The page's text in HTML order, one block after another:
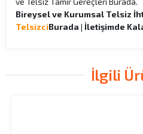
Bireysel ve Kurumsal Telsiz
TelsizciBurada | İletişimde
İlgili